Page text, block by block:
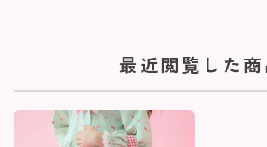
最近閲覧した商